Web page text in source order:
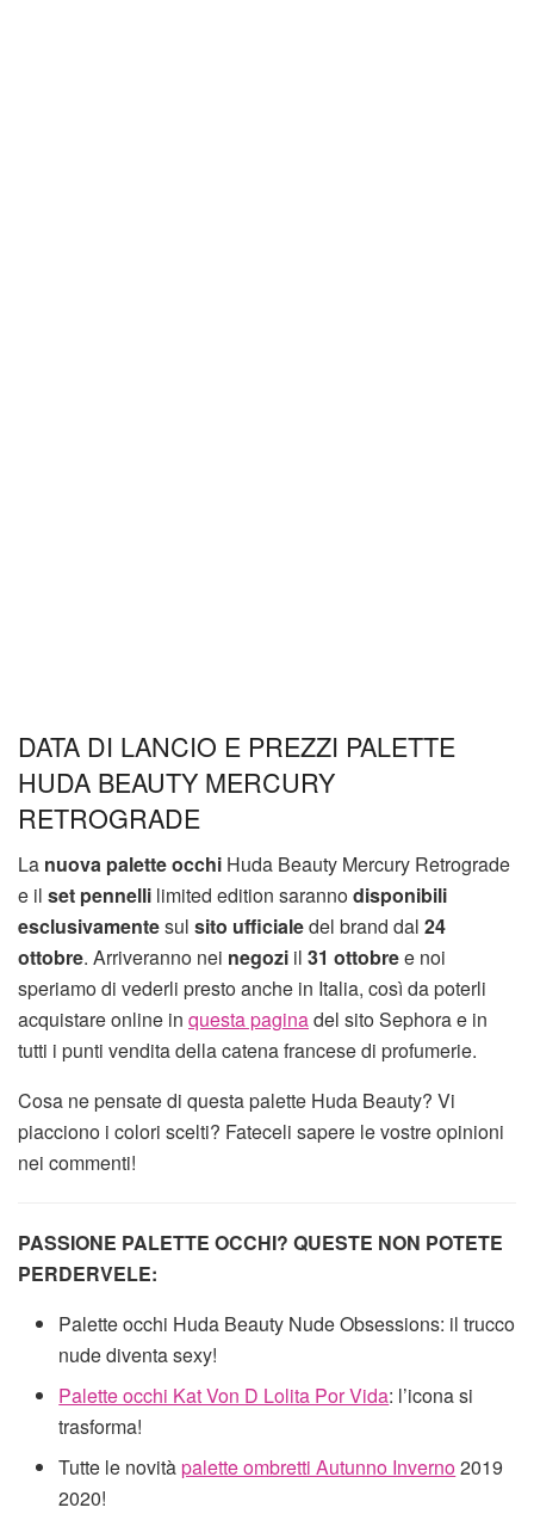
DATA DI LANCIO E PREZZI PALETTE
HUDA BEAUTY MERCURY
RETROGRADE
La nuova palette occhi Huda Beauty Mercury Retrograde
e il set pennelli limited edition sarannodisponibili
esclusivamentesul sito ufficialedel brand dal 24
ottobre. Arriveranno nei negozi il 31 ottobree noi
speriamo di vederli presto anche in Italia, così da poterli
acquistare online in questa paginadel sito Sephora e in
tutti i punti vendita della catena francese di profumerie.
Cosa ne pensate di questa palette Huda Beauty? Vi
piacciono i colori scelti? Fateceli sapere le vostre opinioni
nei commenti!
PASSIONE PALETTE OCCHI? QUESTE NON POTETE
PERDERVELE:
Palette occhi Huda Beauty Nude Obsessions: il trucco
nude diventa sexy!
Palette occhi Kat Von D Lolita Por Vida: l’icona si
trasforma!
Tutte le novitàpalette ombretti Autunno Inverno2019
2020!